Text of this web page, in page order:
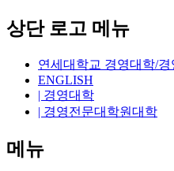
상단 로고 메뉴
연세대학교 경영대학/
ENGLISH
| 경영대학
| 경영전문대학원대학
메뉴